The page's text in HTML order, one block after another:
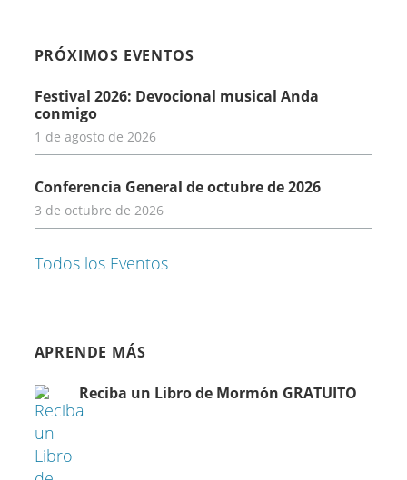
PRÓXIMOS EVENTOS
Festival 2026: Devocional musical Anda
conmigo
1 de agosto de 2026
Conferencia General de octubre de 2026
3 de octubre de 2026
Todos los Eventos
APRENDE MÁS
Reciba un Libro de Mormón GRATUITO